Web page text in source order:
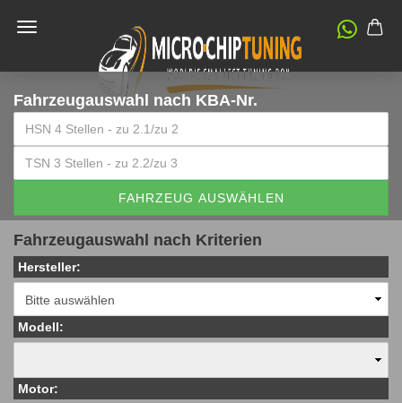
Fahrzeugauswahl nach KBA-Nr.
FAHRZEUG AUSWÄHLEN
Fahrzeugauswahl nach Kriterien
Hersteller:
Modell:
Motor: